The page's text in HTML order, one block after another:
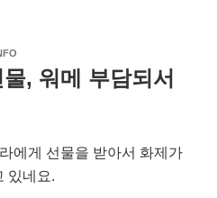
, 워메 부담되서
에게 선물을 받아서 화제가
있네요.